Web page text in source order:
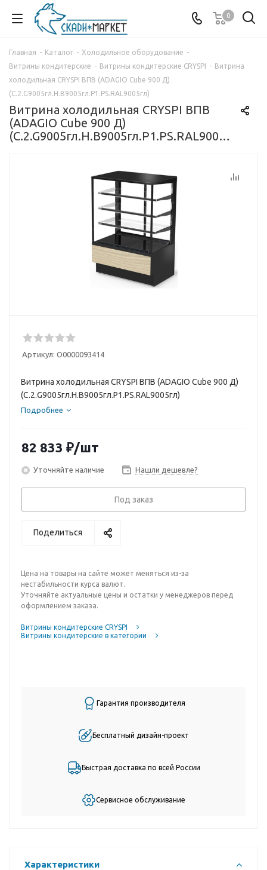
0
Главная - Каталог - Холодильное оборудование -
Витрины кондитерские - Витрины кондитерские CRYSPI - Витрина
холодильная CRYSPI ВПВ (ADAGIO Cube 900 Д)
(C.2.G9005гл.H.B9005гл.P1.PS.RAL9005гл)
Витрина холодильная CRYSPI ВПВ
(ADAGIO Cube 900 Д)
(C.2.G9005гл.H.B9005гл.P1.PS.RAL9005гл)
Артикул: О0000093414
Витрина холодильная CRYSPI ВПВ (ADAGIO Cube 900 Д)
(C.2.G9005гл.H.B9005гл.P1.PS.RAL9005гл)
Подробнее
82 833 ₽/шт
Уточняйте наличие Нашли дешевле?
Под заказ
Поделиться
Цена на товары на сайте может меняться из-за
нестабильности курса валют.
Уточняйте актуальные цены и остатки у менеджеров перед
оформлением заказа.
Витрины кондитерские CRYSPI
Витрины кондитерские в категории
Гарантия производителя
Бесплатный дизайн-проект
Быстрая доставка по всей России
Сервисное обслуживание
Характеристики